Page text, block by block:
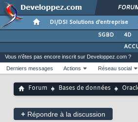
DI/DSI Solutions d'entreprise
SGBD
4D
Vous n'êtes pas encore inscrit sur Developpez.com ?
Derniers messages
Actions Réseau social
Forum Bases de données
+ Répondre à la discussion